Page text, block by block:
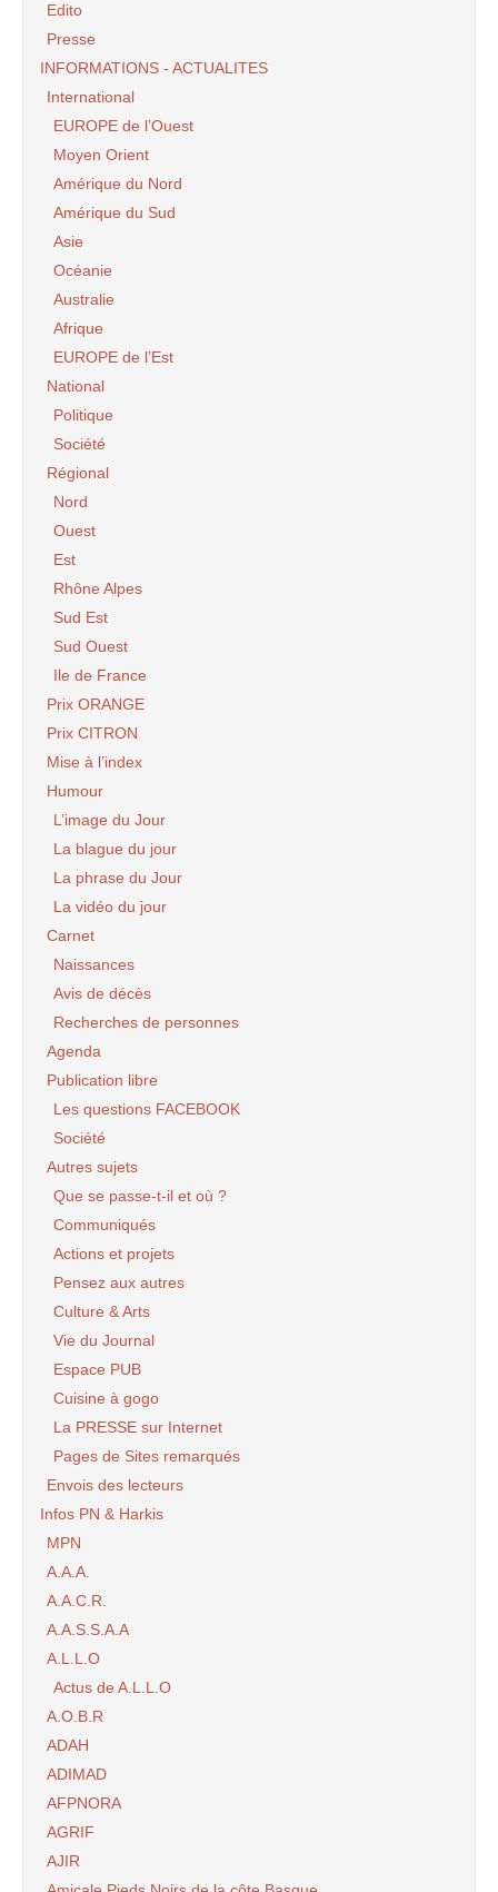
Edito
Presse
INFORMATIONS - ACTUALITES
International
EUROPE de l’Ouest
Moyen Orient
Amérique du Nord
Amérique du Sud
Asie
Océanie
Australie
Afrique
EUROPE de l’Est
National
Politique
Société
Régional
Nord
Ouest
Est
Rhône Alpes
Sud Est
Sud Ouest
Ile de France
Prix ORANGE
Prix CITRON
Mise à l’index
Humour
L’image du Jour
La blague du jour
La phrase du Jour
La vidéo du jour
Carnet
Naissances
Avis de décès
Recherches de personnes
Agenda
Publication libre
Les questions FACEBOOK
Société
Autres sujets
Que se passe-t-il et où ?
Communiqués
Actions et projets
Pensez aux autres
Culture & Arts
Vie du Journal
Espace PUB
Cuisine à gogo
La PRESSE sur Internet
Pages de Sites remarqués
Envois des lecteurs
Infos PN & Harkis
MPN
A.A.A.
A.A.C.R.
A.A.S.S.A.A
A.L.L.O
Actus de A.L.L.O
A.O.B.R
ADAH
ADIMAD
AFPNORA
AGRIF
AJIR